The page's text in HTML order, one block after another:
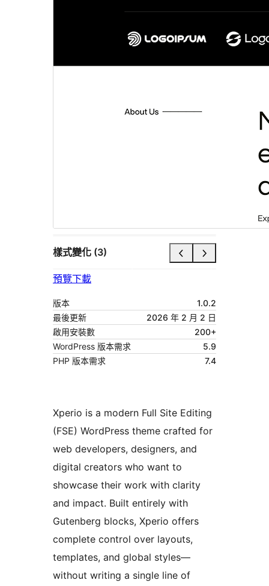
樣式變化 (3)
預覽下載
版本
1.0.2
最後更新
2026 年 2 月 2 日
啟用安裝數
200+
WordPress 版本需求
5.9
PHP 版本需求
7.4
Xperio is a modern Full Site Editing
(FSE) WordPress theme crafted for
web developers, designers, and
digital creators who want to
showcase their work with clarity
and impact. Built entirely with
Gutenberg blocks, Xperio offers
complete control over layouts,
templates, and global styles—
without writing a single line of